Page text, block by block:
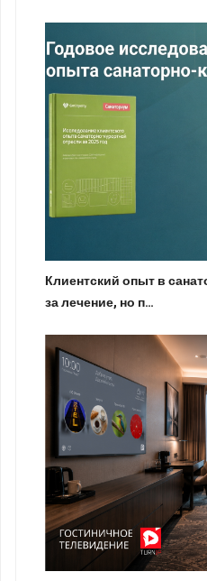
Клиентский опыт в
за лечение, но п…